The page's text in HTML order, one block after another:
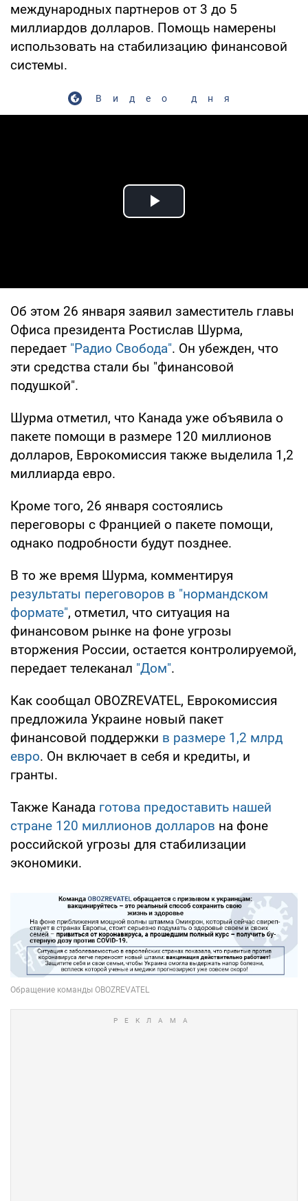
международных партнеров от 3 до 5
миллиардов долларов. Помощь намерены
использовать на стабилизацию финансовой
системы.
Видео дня
Play Video
Об этом 26 января заявил заместитель главы
Офиса президента Ростислав Шурма,
передает "Радио Свобода". Он убежден, что
эти средства стали бы "финансовой
подушкой".
Шурма отметил, что Канада уже объявила о
пакете помощи в размере 120 миллионов
долларов, Еврокомиссия также выделила 1,2
миллиарда евро.
Кроме того, 26 января состоялись
переговоры с Францией о пакете помощи,
однако подробности будут позднее.
В то же время Шурма, комментируя
результаты переговоров в "нормандском
формате", отметил, что ситуация на
финансовом рынке на фоне угрозы
вторжения России, остается контролируемой,
передает телеканал "Дом".
Как сообщал OBOZREVATEL, Еврокомиссия
предложила Украине новый пакет
финансовой поддержки в размере 1,2 млрд
евро. Он включает в себя и кредиты, и
гранты.
Также Канада готова предоставить нашей
стране 120 миллионов долларов на фоне
российской угрозы для стабилизации
экономики.